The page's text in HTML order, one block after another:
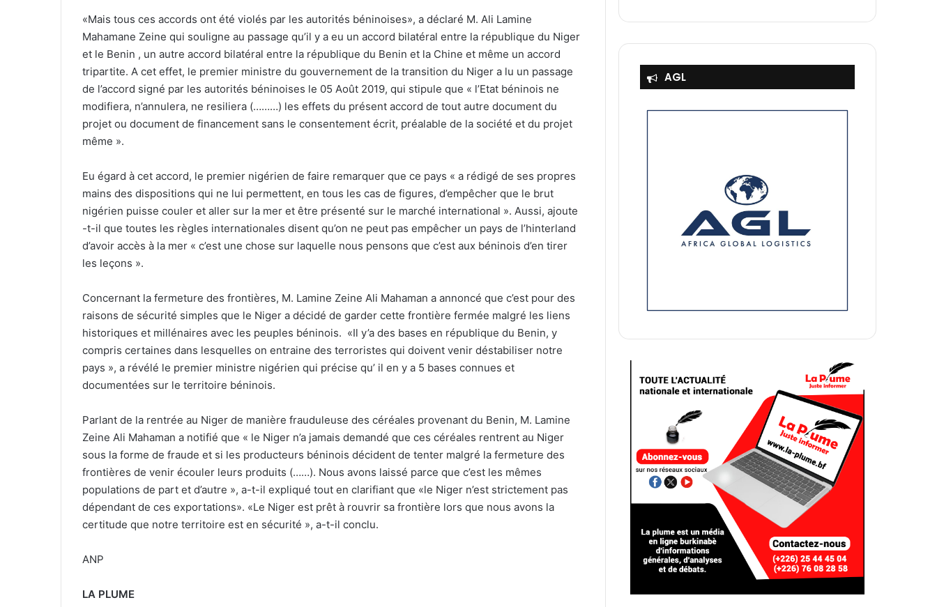
«Mais tous ces accords ont été violés par les autorités béninoises», a déclaré M. Ali Lamine
Mahamane Zeine qui souligne au passage qu’il y a eu un accord bilatéral entre la république du Niger
et le Benin , un autre accord bilatéral entre la république du Benin et la Chine et même un accord
tripartite. A cet effet, le premier ministre du gouvernement de la transition du Niger a lu un passage
de l’accord signé par les autorités béninoises le 05 Août 2019, qui stipule que « l’Etat béninois ne
modifiera, n’annulera, ne resiliera (………) les effets du présent accord de tout autre document du
projet ou document de financement sans le consentement écrit, préalable de la société et du projet
même ».
Eu égard à cet accord, le premier nigérien de faire remarquer que ce pays « a rédigé de ses propres
mains des dispositions qui ne lui permettent, en tous les cas de figures, d’empêcher que le brut
nigérien puisse couler et aller sur la mer et être présenté sur le marché international ». Aussi, ajoute
-t-il que toutes les règles internationales disent qu’on ne peut pas empêcher un pays de l’hinterland
d’avoir accès à la mer « c’est une chose sur laquelle nous pensons que c’est aux béninois d’en tirer
les leçons ».
Concernant la fermeture des frontières, M. Lamine Zeine Ali Mahaman a annoncé que c’est pour des
raisons de sécurité simples que le Niger a décidé de garder cette frontière fermée malgré les liens
historiques et millénaires avec les peuples béninois. «Il y’a des bases en république du Benin, y
compris certaines dans lesquelles on entraine des terroristes qui doivent venir déstabiliser notre
pays », a révélé le premier ministre nigérien qui précise qu’ il en y a 5 bases connues et
documentées sur le territoire béninois.
Parlant de la rentrée au Niger de manière frauduleuse des céréales provenant du Benin, M. Lamine
Zeine Ali Mahaman a notifié que « le Niger n’a jamais demandé que ces céréales rentrent au Niger
sous la forme de fraude et si les producteurs béninois décident de tenter malgré la fermeture des
frontières de venir écouler leurs produits (……). Nous avons laissé parce que c’est les mêmes
populations de part et d’autre », a-t-il expliqué tout en clarifiant que «le Niger n’est strictement pas
dépendant de ces exportations». «Le Niger est prêt à rouvrir sa frontière lors que nous avons la
certitude que notre territoire est en sécurité », a-t-il conclu.
ANP
LA PLUME
AGL